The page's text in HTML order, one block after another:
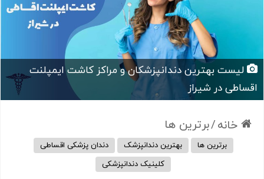
لیست بهترین دندانپزشکان و مراکز کاشت ایمپلنت
اقساطی در شیراز
خانه/برترین ها
برترین ها بهترین دندانپزشک
دندان پزشکی اقساطی
کلینیک دندانپزشکی